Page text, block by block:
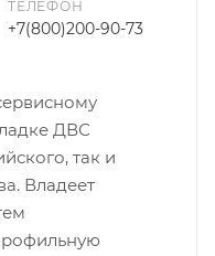
ТЕЛЕФОН
+7(800)200-90-73
ДВС
так и
Владеет